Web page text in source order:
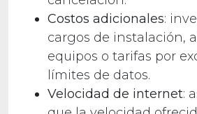
Costos adicionales:
cargos de instalación,
equipos o tarifas por
límites de datos.
Velocidad de internet: